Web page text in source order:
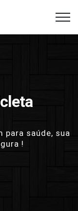
para saúde, sua
!